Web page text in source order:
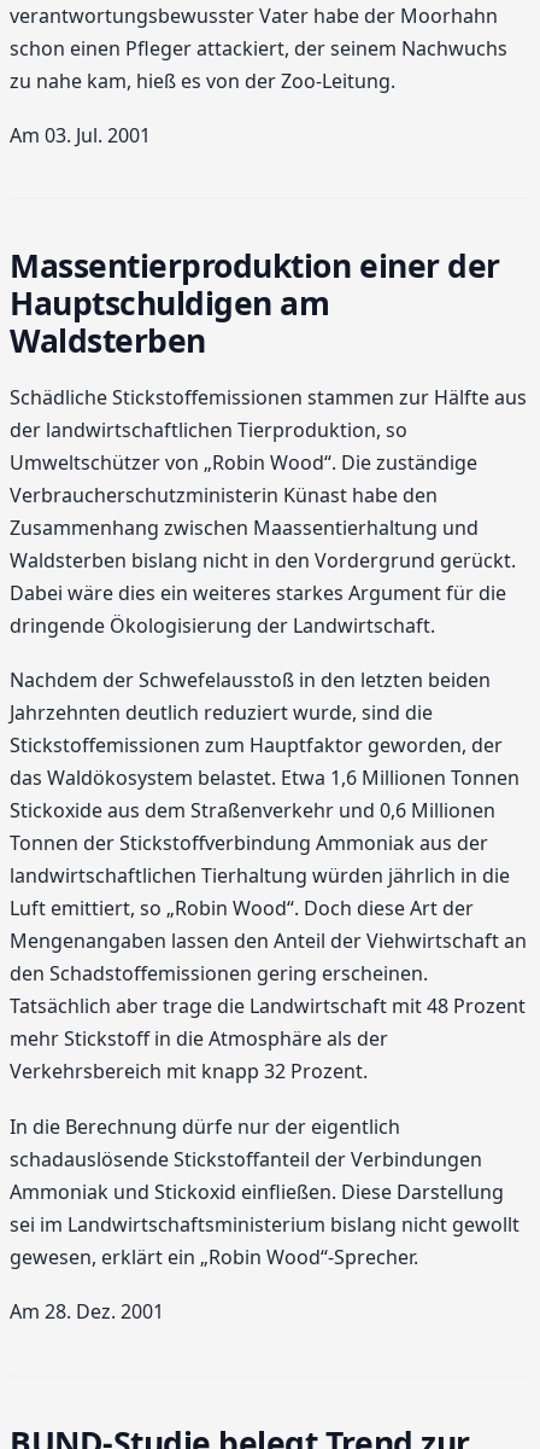
verantwortungsbewusster Vater habe der Moorhahn
schon einen Pfleger attackiert, der seinem Nachwuchs
zu nahe kam, hieß es von der Zoo-Leitung.
Am 03. Jul. 2001
Massentierproduktion einer der
Hauptschuldigen am
Waldsterben
Schädliche Stickstoffemissionen stammen zur Hälfte aus
der landwirtschaftlichen Tierproduktion, so
Umweltschützer von „Robin Wood“. Die zuständige
Verbraucherschutzministerin Künast habe den
Zusammenhang zwischen Maassentierhaltung und
Waldsterben bislang nicht in den Vordergrund gerückt.
Dabei wäre dies ein weiteres starkes Argument für die
dringende Ökologisierung der Landwirtschaft.
Nachdem der Schwefelausstoß in den letzten beiden
Jahrzehnten deutlich reduziert wurde, sind die
Stickstoffemissionen zum Hauptfaktor geworden, der
das Waldökosystem belastet. Etwa 1,6 Millionen Tonnen
Stickoxide aus dem Straßenverkehr und 0,6 Millionen
Tonnen der Stickstoffverbindung Ammoniak aus der
landwirtschaftlichen Tierhaltung würden jährlich in die
Luft emittiert, so „Robin Wood“. Doch diese Art der
Mengenangaben lassen den Anteil der Viehwirtschaft an
den Schadstoffemissionen gering erscheinen.
Tatsächlich aber trage die Landwirtschaft mit 48 Prozent
mehr Stickstoff in die Atmosphäre als der
Verkehrsbereich mit knapp 32 Prozent.
In die Berechnung dürfe nur der eigentlich
schadauslösende Stickstoffanteil der Verbindungen
Ammoniak und Stickoxid einfließen. Diese Darstellung
sei im Landwirtschaftsministerium bislang nicht gewollt
gewesen, erklärt ein „Robin Wood“-Sprecher.
Am 28. Dez. 2001